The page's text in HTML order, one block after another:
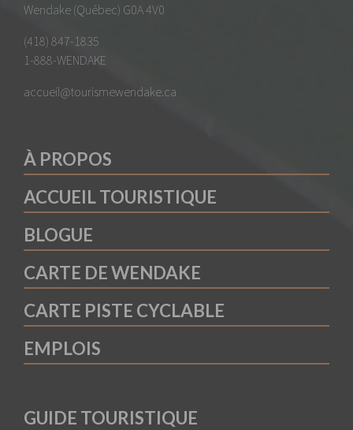
Wendake (Québec) G0A 4V0
(418) 847-1835
1-888-WENDAKE
accueil@tourismewendake.ca
À PROPOS
ACCUEIL TOURISTIQUE
BLOGUE
CARTE DE WENDAKE
CARTE PISTE CYCLABLE
EMPLOIS
GUIDE TOURISTIQUE